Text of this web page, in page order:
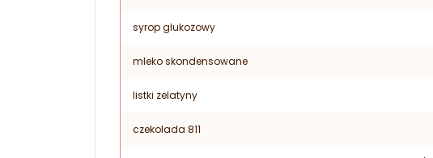
syrop glukozowy
mleko skondensowane
listki żelatyny
czekolada 811